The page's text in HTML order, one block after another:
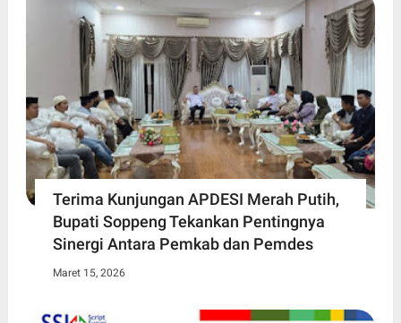
Terima Kunjungan APDESI Merah Putih,
Bupati Soppeng Tekankan Pentingnya
Sinergi Antara Pemkab dan Pemdes
Maret 15, 2026